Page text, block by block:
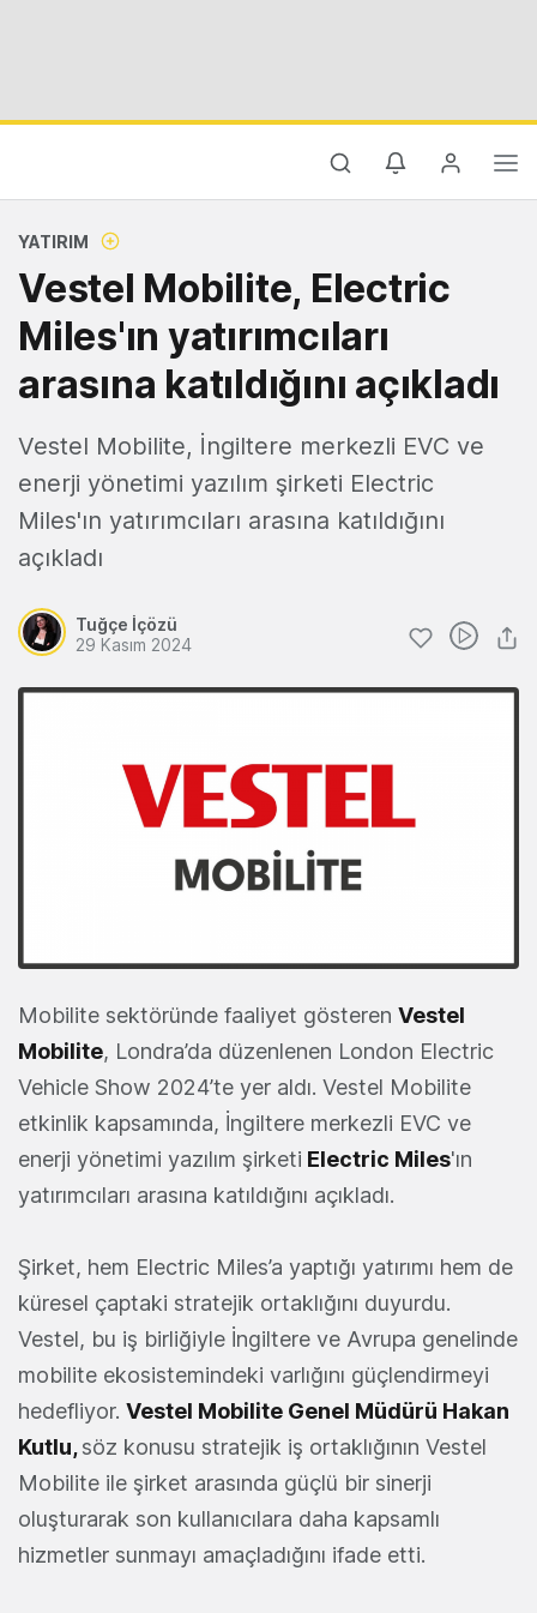
YATIRIM
Vestel Mobilite, Electric
Miles'ın yatırımcıları
arasına katıldığını açıkladı
Vestel Mobilite, İngiltere merkezli EVC ve
enerji yönetimi yazılım şirketi Electric
Miles'ın yatırımcıları arasına katıldığını
açıkladı
Tuğçe İçözü
29 Kasım 2024
Mobilite sektöründe faaliyet gösteren Vestel
Mobilite, Londra’da düzenlenen London Electric
Vehicle Show 2024’te yer aldı. Vestel Mobilite
etkinlik kapsamında, İngiltere merkezli EVC ve
enerji yönetimi yazılım şirketi Electric Miles'ın
yatırımcıları arasına katıldığını açıkladı.
Şirket, hem Electric Miles’a yaptığı yatırımı hem de
küresel çaptaki stratejik ortaklığını duyurdu.
Vestel, bu iş birliğiyle İngiltere ve Avrupa genelinde
mobilite ekosistemindeki varlığını güçlendirmeyi
hedefliyor. Vestel Mobilite Genel Müdürü Hakan
Kutlu,söz konusu stratejik iş ortaklığının Vestel
Mobilite ile şirket arasında güçlü bir sinerji
oluşturarak son kullanıcılara daha kapsamlı
hizmetler sunmayı amaçladığını ifade etti.